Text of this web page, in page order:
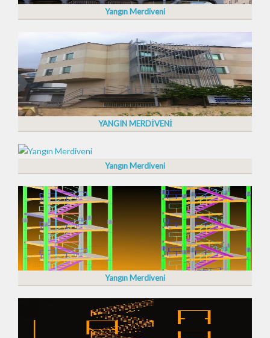
Yangın Merdiveni
YANGIN MERDİVENİ
Yangın Merdiveni
Yangın Merdiveni